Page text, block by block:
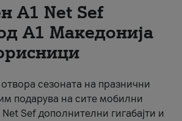
A1 Net Sеf
А1 Македонија
сезоната на празнични
подарува на сите мобилни
Sef дополнителни гигабајти и